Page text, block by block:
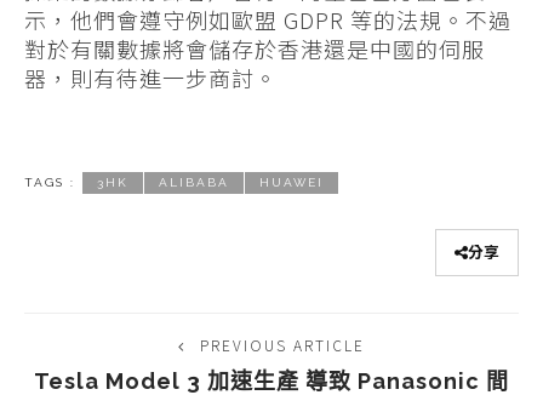
示，他們會遵守例如歐盟 GDPR 等的法規。不過
對於有關數據將會儲存於香港還是中國的伺服
器，則有待進一步商討。
TAGS : 3HK ALIBABA HUAWEI
分享
PREVIOUS ARTICLE
Tesla Model 3 加速生產 導致 Panasonic 間